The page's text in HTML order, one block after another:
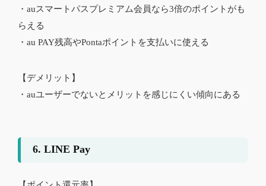
・auスマートパスプレミアム会員なら3倍のポイントがも
らえる
・au PAY残高やPontaポイントを支払いに使える
【デメリット】
・auユーザーでないとメリットを感じにくい傾向にある
6. LINE Pay